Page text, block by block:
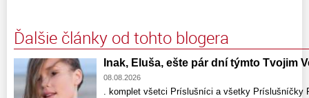
Ďalšie články od tohto blogera
Inak, Eluša, ešte pár dní týmto Tvojim
08.08.2026
. komplet všetci Príslušníci a všetky Príslušníčky